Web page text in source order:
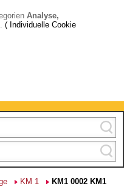
vom 03. bis 28.
KM 1
KM1 0002 KM1
Analyse,
. ( Individuelle Cookie